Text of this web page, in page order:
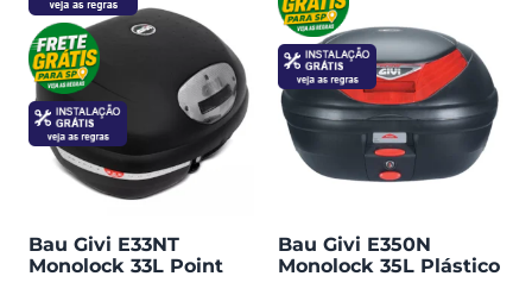
Bau Givi E33NT
Monolock 33L Point
Bau Givi E350N
Monolock 35L Plástico